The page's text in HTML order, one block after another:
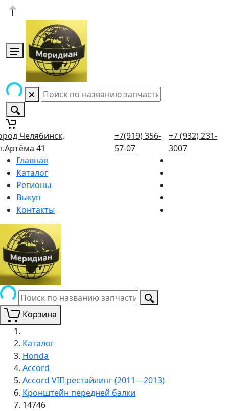
Челябинск,
41
+7(919) 356-
57-07
+7 (932) 231-
3007
Главная
Каталог
Регионы
Выкуп
Контакты
Корзина
Каталог
Honda
Accord
Accord VIII рестайлинг (2011—2013)
Кронштейн передней балки
14746